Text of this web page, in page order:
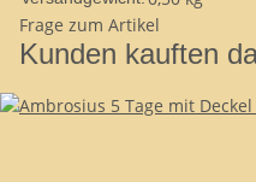
Frage zum Artikel
Kunden kauften